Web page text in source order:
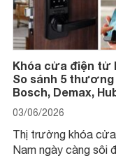
Khóa cửa điện tử
So sánh 5 thương
Bosch, Demax,
03/06/2026
Thị trường khóa
Nam ngày càng sôi